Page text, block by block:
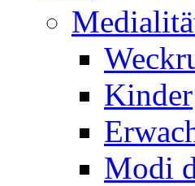
Kinder
Modi